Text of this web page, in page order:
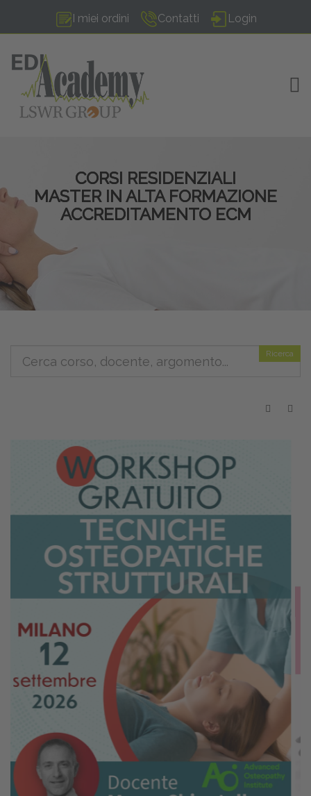
I miei ordini Contatti Login
CORSI RESIDENZIALI
MASTER IN ALTA FORMAZIONE
ACCREDITAMENTO ECM
Ricerca